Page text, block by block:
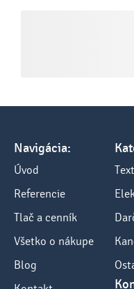
Navigácia:
Úvod
Referencie
Tlač a cenník
Všetko o nákupe
Blog